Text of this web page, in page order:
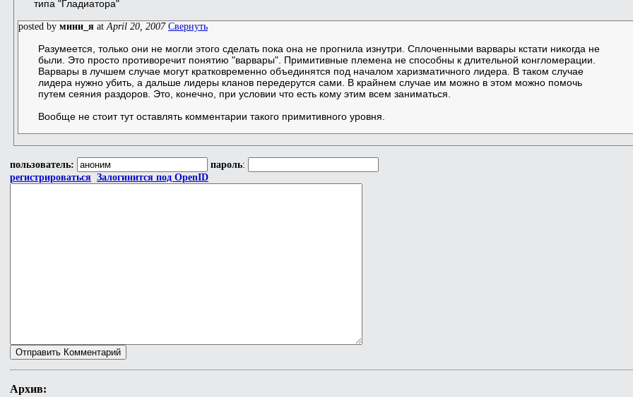
типа "Гладиатора"
posted by мини_я at April 20, 2007 Свернуть
Разумеется, только они не могли этого сделать пока она не прогнила изнутри. Сплоченными варвары кстати никогда не
были. Это просто противоречит понятию "варвары". Примитивные племена не способны к длительной конгломерации.
Варвары в лучшем случае могут кратковременно объединятся под началом харизматичного лидера. В таком случае
лидера нужно убить, а дальше лидеры кланов передерутся сами. В крайнем случае им можно в этом можно помочь
путем сеяния раздоров. Это, конечно, при условии что есть кому этим всем заниматься.
Вообще не стоит тут оставлять комментарии такого примитивного уровня.
пользователь: пароль:
регистрироваться Залогинится под OpenID
Архив: